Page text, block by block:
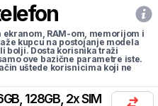
RAM-om, memorijom i
kupcu na postojanje modela
bolji. Dosta korisnika traži
ove bazične parametre iste.
uštede korisnicima koji ne
128GB, 2x SIM